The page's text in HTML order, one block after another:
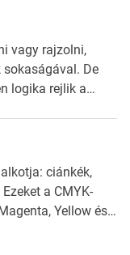
Minden
elkezdjük a
munka után
volna csinálni! […]
vagy rajzolni,
De
logika rejlik a
izgalmas
megértsd,
a
A […]
ciánkék,
a CMYK-
Yellow és